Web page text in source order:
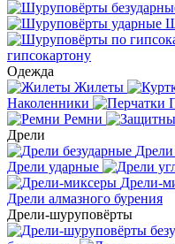
гипсокартону
Одежда
Жилеты
Наколенники
Ремни
Дрели
Дрели
Дрели ударные
Дрели-
Дрели алмазного бурения
Дрели-шуруповёрты